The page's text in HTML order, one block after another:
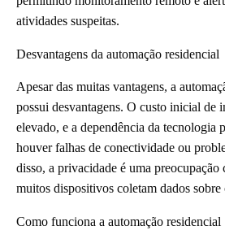
atividades suspeitas.
Desvantagens da automação residencial
Apesar das muitas vantagens, a
possui desvantagens. O custo inicial de
elevado, e a dependência da tecnologia
houver falhas de conectividade ou
disso, a privacidade é uma preocupação
muitos dispositivos coletam dados sobre
Como funciona a automação residencial